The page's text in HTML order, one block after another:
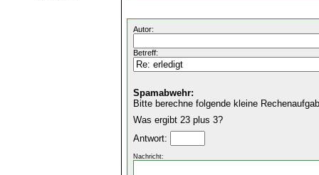
Autor:
Betreff:
Spamabwehr:
Bitte berechne folgende kleine
Was ergibt 23 plus 3?
Antwort:
Nachricht: